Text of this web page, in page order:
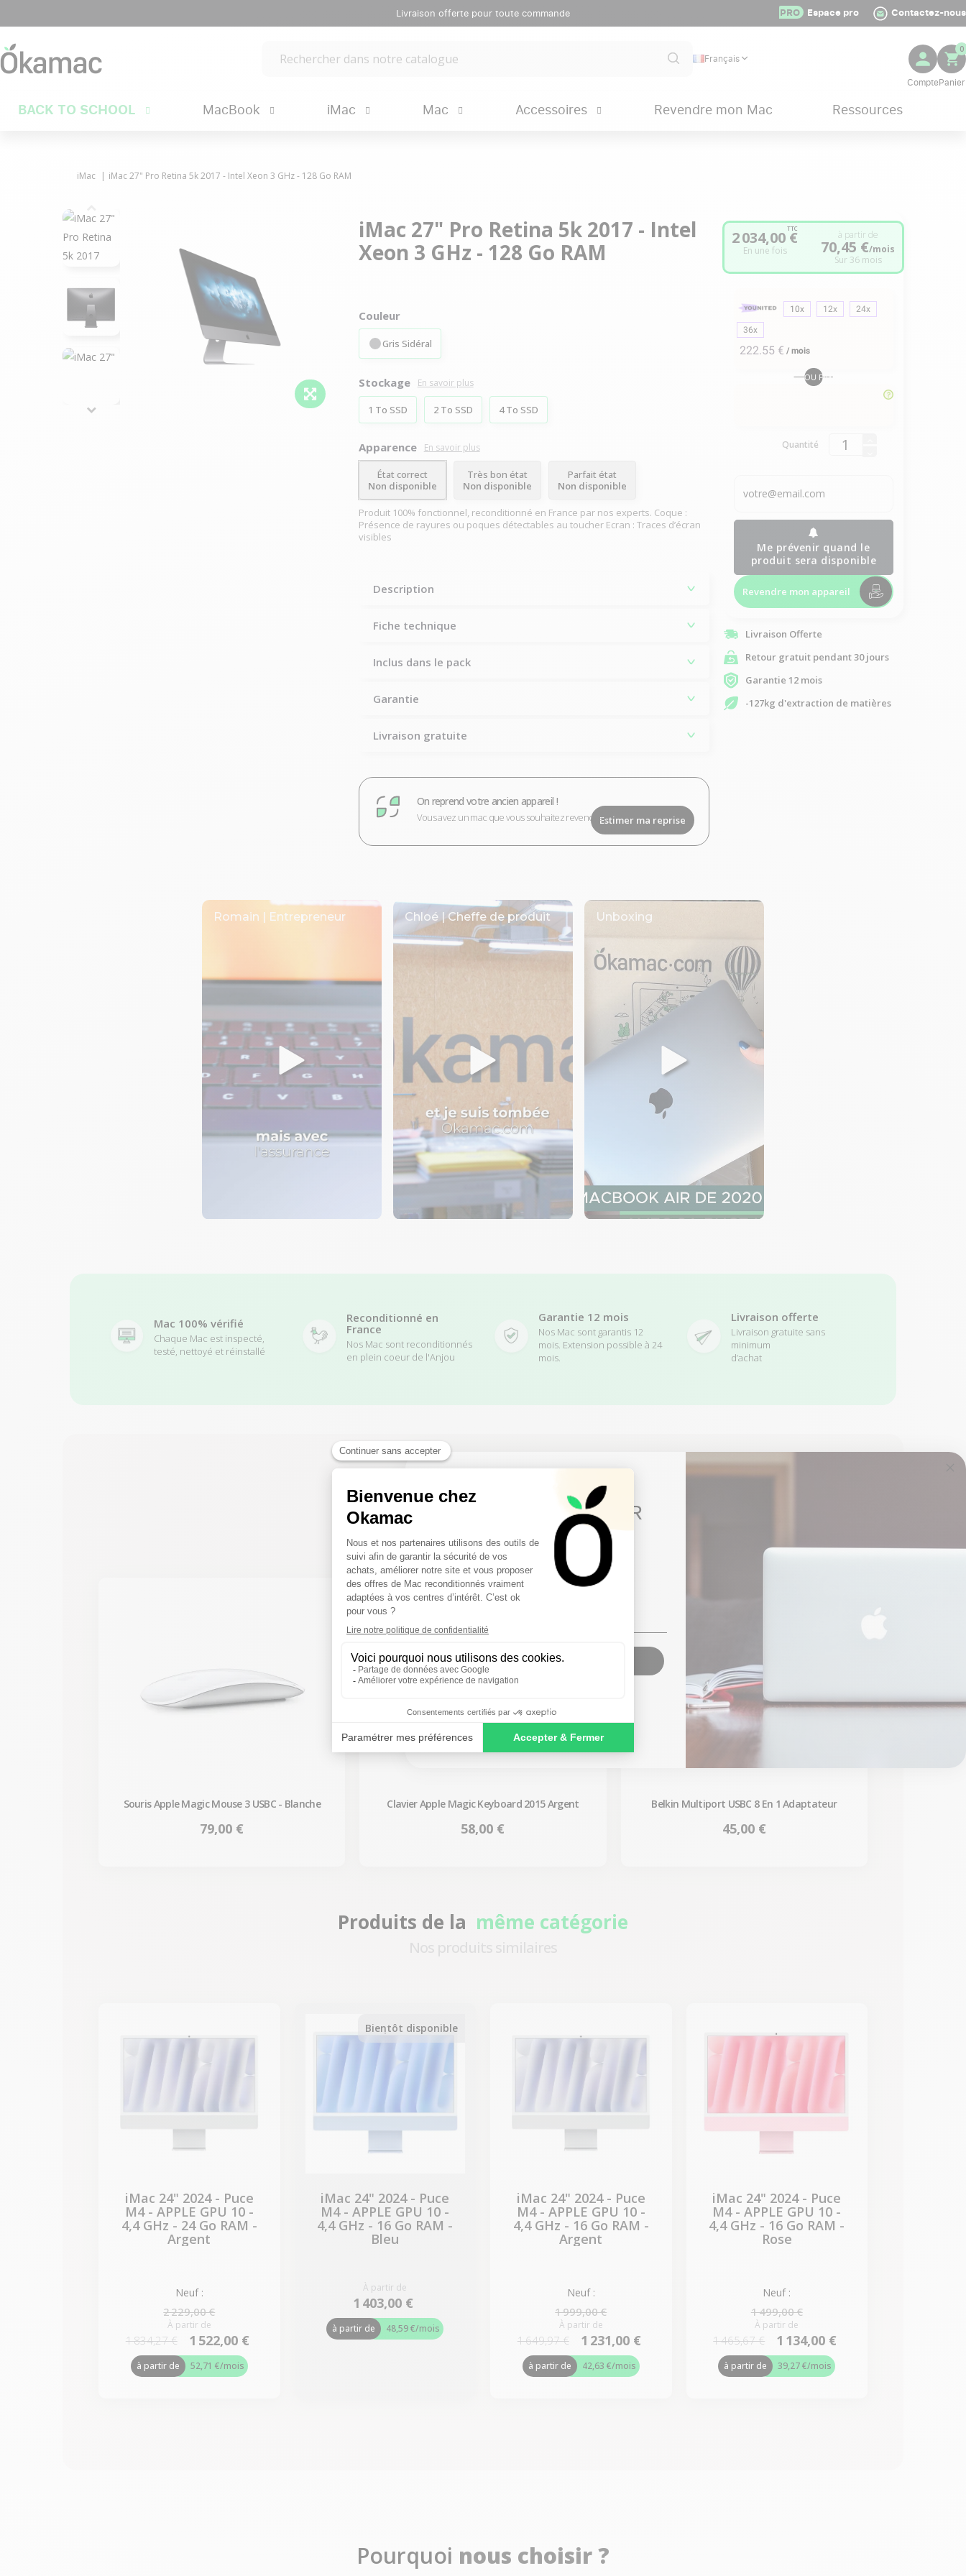
Livraison offerte pour toute commande PRO Espace pro Contactez-nous
Français
0
BACK TO SCHOOL MacBook iMac Mac Accessoires Revendre mon Mac Ressources
iMac iMac 27" Pro Retina 5k 2017 - Intel Xeon 3 GHz - 128 Go RAM
iMac 27" Pro Retina 5k 2017 - Intel
Xeon 3 GHz - 128 Go RAM
Couleur
Gris Sidéral
Stockage En savoir plus
1 To SSD 2 To SSD 4 To SSD
Apparence En savoir plus
État correct
Non disponible
Très bon état
Non disponible
Parfait état
Non disponible
Produit 100% fonctionnel, reconditionné en France par nos experts. Coque :
Présence de rayures ou poques détectables au toucher Ecran : Traces d’écran
visibles
Description
Fiche technique
Inclus dans le pack
Garantie
Livraison gratuite
On reprend votre ancien appareil !
Vous avez un mac que vous souhaitez revendre ?Estimer ma reprise
2 034,00 €
TTC
En une fois
à partir de
70,45 €/mois
Sur 36 mois
10x 12x 24x
36x
222.55 € / mois
OU PAYER EN
Quantité
Me prévenir quand le
produit sera disponible
Revendre mon appareil
Livraison Offerte
Retour gratuit pendant 30 jours
Garantie 12 mois
-127kg d'extraction de matières
Mac 100% vérifié
Chaque Mac est inspecté,
testé, nettoyé et réinstallé
Reconditionné en
France
Nos Mac sont reconditionnés
en plein coeur de l'Anjou
Garantie 12 mois
Nos Mac sont garantis 12
mois. Extension possible à 24
mois.
Livraison offerte
Livraison gratuite sans
minimum
d’achat
Pour compléter votre pack
Les indispensables mac
Souris Apple Magic Mouse 3 USBC - Blanche
Prix
79,00 €
Clavier Apple Magic Keyboard 2015 Argent
Prix
58,00 €
Belkin Multiport USBC 8 En 1 Adaptateur
Prix
45,00 €
Produits de la même catégorie
Nos produits similaires
iMac 24" 2024 - Puce
M4 - APPLE GPU 10 -
4,4 GHz - 24 Go RAM -
Argent
Neuf :
2 229,00 €
À partir de
1 834,27 € 1 522,00 €
à partir de 52,71 €/mois
Bientôt disponible
iMac 24" 2024 - Puce
M4 - APPLE GPU 10 -
4,4 GHz - 16 Go RAM -
Bleu
À partir de
1 403,00 €
à partir de 48,59 €/mois
iMac 24" 2024 - Puce
M4 - APPLE GPU 10 -
4,4 GHz - 16 Go RAM -
Argent
Neuf :
1 999,00 €
À partir de
1 649,97 € 1 231,00 €
à partir de 42,63 €/mois
iMac 24" 2024 - Puce
M4 - APPLE GPU 10 -
4,4 GHz - 16 Go RAM -
Rose
Neuf :
1 499,00 €
À partir de
1 465,67 € 1 134,00 €
à partir de 39,27 €/mois
Pourquoi nous choisir ?
10€ FREE ON YOUR
FIRST ORDER
Sign up to receive your discount.
SIGN ME UP!